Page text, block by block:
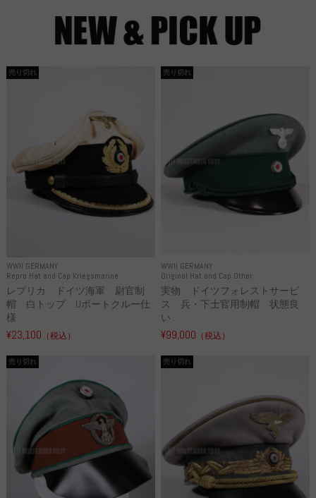
WWII GERMANY
Repro Hat and Cap Kriegsmarine
売り切れ
レプリカ ドイツ海軍 尉官制
帽 白トップ Uボートクルー仕
様
¥23,100 （税込）
WWII GERMANY
Original Hat and Cap Other
売り切れ
実物 ドイツフォレストサービ
ス 兵・下士官用制帽 状態良
い...
¥99,000 （税込）
売り切れ 売り切れ